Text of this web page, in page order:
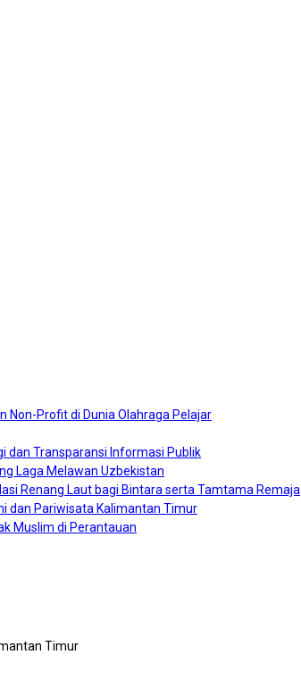
Non-Profit di Dunia Olahraga Pelajar
dan Transparansi Informasi Publik
Laga Melawan Uzbekistan
Renang Laut bagi Bintara serta Tamtama Remaja
dan Pariwisata Kalimantan Timur
Muslim di Perantauan
Timur